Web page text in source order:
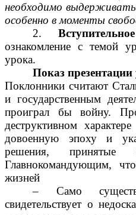
необходимо выдерживать
особенно в моменты
2.
ознакомление с темой
урока.
Показ презентации
Поклонники считают
и государственным
проиграл бы войну.
деструктивном
довоенную эпоху и
решения,
Главнокомандующим,
жизней
– Само
свидетельствует о